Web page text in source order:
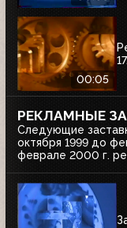
00:05
РЕКЛАМНЫЕ
Следующие
октября 1999 до
феврале 2000 г.